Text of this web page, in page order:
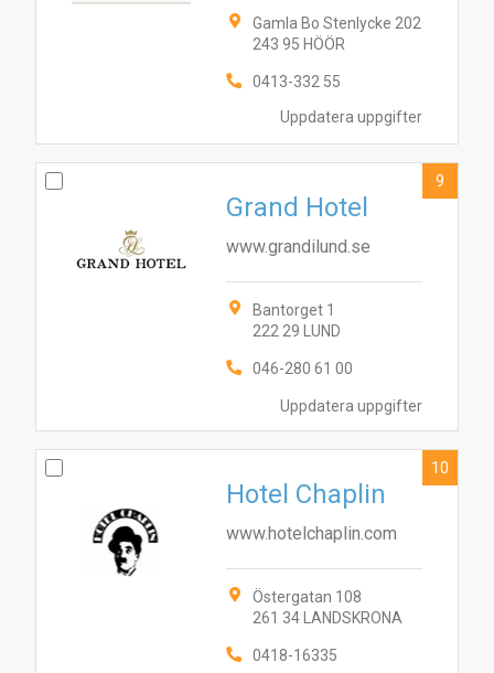
Uppdatera uppgifter
Gamla Bo Stenlycke 202
243 95 HÖÖR
0413-332 55
Uppdatera uppgifter
Grand Hotel
www.grandilund.se
Bantorget 1
222 29 LUND
046-280 61 00
9
Hotel Chaplin
www.hotelchaplin.com
Östergatan 108
261 34 LANDSKRONA
0418-16335
10